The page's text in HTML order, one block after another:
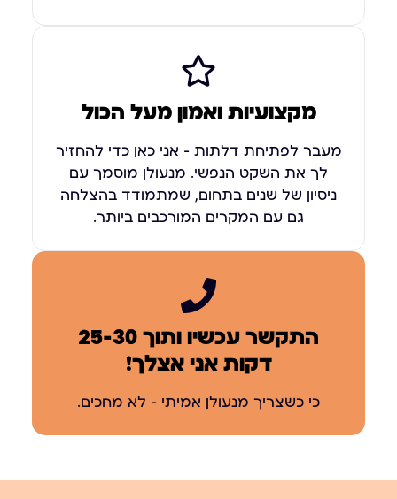
מקצועיות ואמון מעל הכול
מעבר לפתיחת דלתות – אני כאן כדי להחזיר
לך את השקט הנפשי. מנעולן מוסמך עם
ניסיון של שנים בתחום, שמתמודד בהצלחה
גם עם המקרים המורכבים ביותר.
התקשר עכשיו ותוך 25-30
דקות אני אצלך!
כי כשצריך מנעולן אמיתי – לא מחכים.